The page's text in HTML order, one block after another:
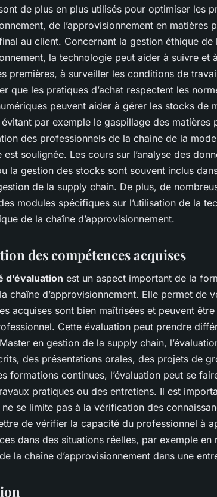
de plus en plus utilisés pour optimiser les
de l’approvisionnement en matières
au client. Concernant la gestion éthique de
la technologie peut aider à suivre et
premières, à surveiller les conditions de
que les pratiques d’achat respectent les
peuvent aider à gérer les stocks de
par exemple le gaspillage des matières
des professionnels de la chaine de la
soulignée. Les cours sur l’analyse des
la gestion des stocks sont souvent inclus
de la supply chain. De plus, de
modules spécifiques sur l’utilisation de la
de la chaîne d’approvisionnement.
des compétences acquises
d’évaluation est un aspect important de la
chaîne d’approvisionnement. Elle permet de
acquises sont bien maîtrisées et peuvent
Cette évaluation peut prendre
en gestion de la supply chain,
des présentations orales, des projets de
formations continues, l’évaluation peut se
pratiques ou des entretiens. Il est
ne se limite pas à la vérification des
de vérifier la capacité du professionnel à
dans des situations réelles, par exemple
la chaîne d’approvisionnement dans une